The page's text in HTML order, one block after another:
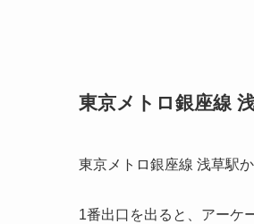
東京メトロ銀座線
東京メトロ銀座線 浅草駅
1番出口を出ると、アーケ